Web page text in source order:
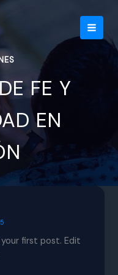
FE Y
EN
first post. Edit